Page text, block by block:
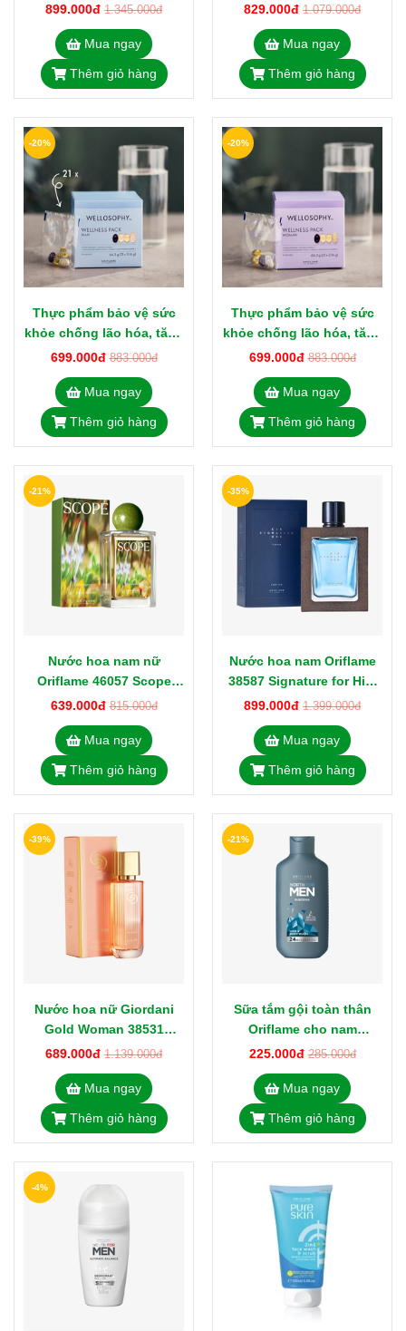
Parfum 50ml
899.000đ 1.345.000đ
Mua ngay
Thêm giỏ hàng
tăng đề kháng, chống lão
829.000đ 1.079.000đ
Mua ngay
Thêm giỏ hàng
Thực phẩm bảo vệ sức
khỏe chống lão hóa, tăng
đề kháng cho nam
Pack Man 38836
699.000đ 883.000đ
-20%
Mua ngay
Thêm giỏ hàng
Thực phẩm bảo vệ sức
khỏe chống lão hóa, tăng
đề kháng cho nữ
Pack Woman 38838
699.000đ 883.000đ
-20%
Mua ngay
Thêm giỏ hàng
Nước hoa nam nữ
Oriflame 46057 Scope
Earth Wonder Eau de
639.000đ 815.000đ
-21%
Mua ngay
Thêm giỏ hàng
Nước hoa nam Oriflame
38587 Signature for Him
Parfum 75ml
899.000đ 1.399.000đ
-35%
Mua ngay
Thêm giỏ hàng
Nước hoa nữ Giordani
Gold Woman 38531
Oriflame Eau de Parfum
689.000đ 1.139.000đ
-39%
Mua ngay
Thêm giỏ hàng
Sữa tắm gội toàn thân
Oriflame cho nam
Subzero 35878 North for
225.000đ 285.000đ
-21%
Mua ngay
Thêm giỏ hàng
-4%